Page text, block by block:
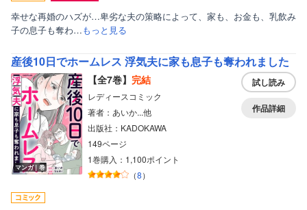
幸せな再婚のハズが…卑劣な夫の策略によって、家も、お金も、乳飲み
子の息子も奪わ…もっと見る
産後10日でホームレス 浮気夫に家も息子も奪われました
マンガ｜巻
【全7巻】 完結
レディースコミック
著者：あいか...他
出版社：KADOKAWA
149ページ
1巻購入：1,100ポイント
（8）
試し読み
作品詳細